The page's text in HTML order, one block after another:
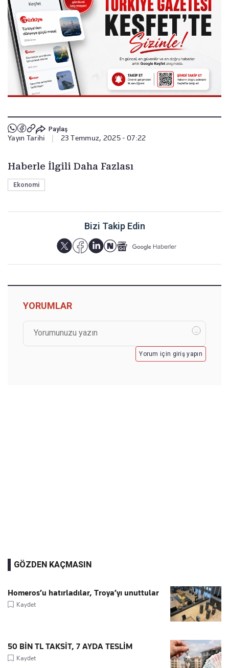
Paylaş
Yayın Tarihi 23 Temmuz, 2025 - 07:22
Haberle İlgili Daha Fazlası
Ekonomi
Bizi Takip Edin
YORUMLAR
Yorum için giriş yapın
GÖZDEN KAÇMASIN
Homeros’u hatırladılar, Troya’yı unuttular
Kaydet
50 BİN TL TAKSİT, 7 AYDA TESLİM
Kaydet